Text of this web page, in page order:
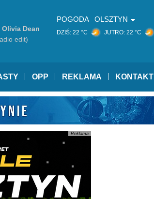
Olivia Dean
edit)
POGODA OLSZTYN
DZIŚ: 22 °C JUTRO: 22 °C
OPP REKLAMA KONTAKT
Reklama